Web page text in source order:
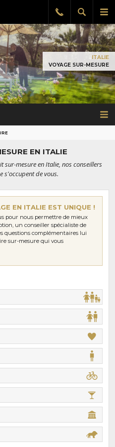
le
Afficher
la
Rappel
gratuit
ITALIE
VOYAGE SUR-MESURE
EN ITALIE
sur-mesure en Italie, nos conseillers
s'occupent de vous.
EN ITALIE EST UNIQUE !
pour nous permettre de mieux
un conseiller spécialiste de
questions complémentaires lui
sur-mesure qui vous